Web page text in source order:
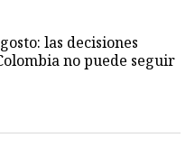
las decisiones
no puede seguir